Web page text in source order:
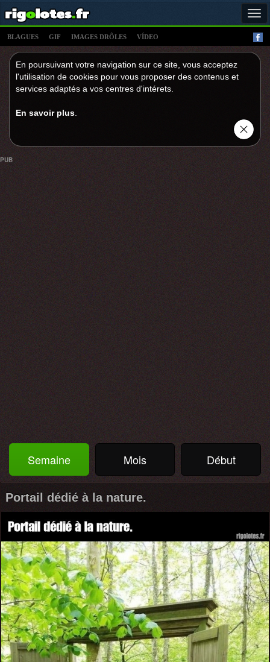
BLAGUES GIF IMAGES DRÔLES VÍDEO
En poursuivant votre navigation sur ce site, vous acceptez
l'utilisation de cookies pour vous proposer des contenus et
services adaptés a vos centres d'intérets.
En savoir plus
PUB
Semaine Mois Début
Portail dédié à la nature.